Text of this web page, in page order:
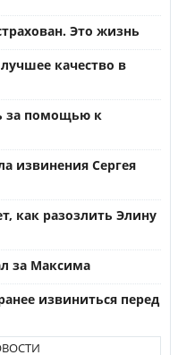
Это жизнь
качество в
за помощью к
извинения Сергея
как разозлить Элину
за Максима
извиниться перед